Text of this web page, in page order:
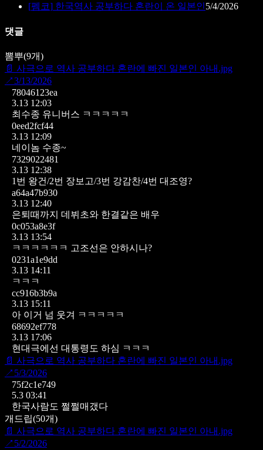
[펨코] 한국역사 공부하다 혼란이 온 일본인5/4/2026
댓글
뽐뿌(9개)
📄 사극으로 역사 공부하다 혼란에 빠진 일본인 아내.jpg
↗3/13/2026
78046123ea
3.13 12:03
최수종 유니버스 ㅋㅋㅋㅋㅋ
0eed2fcf44
3.13 12:09
네이놈 수종~
7329022481
3.13 12:38
1번 왕건/2번 장보고/3번 강감찬/4번 대조영?
a64a47b930
3.13 12:40
은퇴때까지 데뷔초와 한결같은 배우
0c053a8e3f
3.13 13:54
ㅋㅋㅋㅋㅋㅋ 고조선은 안하시나?
0231a1e9dd
3.13 14:11
ㅋㅋㅋ
cc916b3b9a
3.13 15:11
아 이거 넘 웃겨 ㅋㅋㅋㅋㅋ
68692ef778
3.13 17:06
현대극에선 대통령도 하심 ㅋㅋㅋ
📄 사극으로 역사 공부하다 혼란에 빠진 일본인 아내.jpg
↗ 5/3/2026
75f2c1e749
5.3 03:41
한국사람도 쩔쩔매갰다
개드립(50개)
📄 사극으로 역사 공부하다 혼란에 빠진 일본인 아내.jpg
↗ 5/2/2026